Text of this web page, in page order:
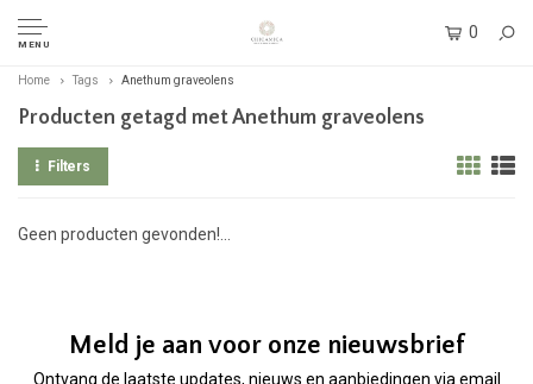
MENU
0
Home Tags Anethum graveolens
Producten getagd met Anethum graveolens
Filters
Geen producten gevonden!...
Meld je aan voor onze nieuwsbrief
Ontvang de laatste updates, nieuws en aanbiedingen via email